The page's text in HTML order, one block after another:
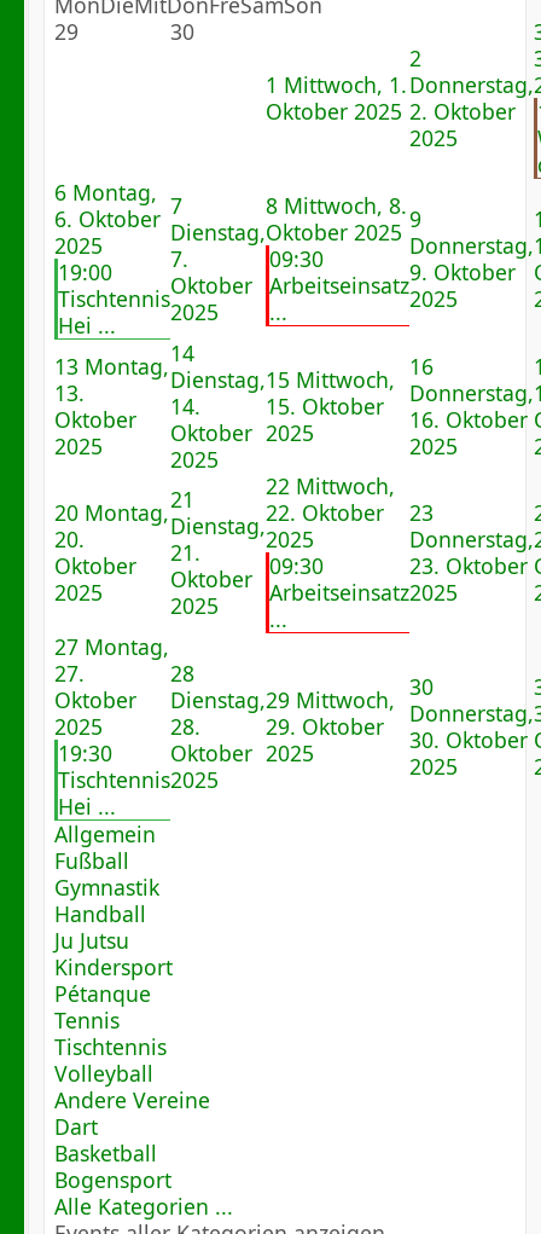
29
30
1 Mittwoch, 1.
Oktober 2025
2
Donnerstag,
2. Oktober
2025
6 Montag,
6. Oktober
2025
19:00
Tischtennis
Hei ...
7
Dienstag,
7.
Oktober
2025
8 Mittwoch, 8.
Oktober 2025
09:30
Arbeitseinsatz
...
9
Donnerstag,
9. Oktober
2025
13 Montag,
13.
Oktober
2025
14
Dienstag,
14.
Oktober
2025
15 Mittwoch,
15. Oktober
2025
16
Donnerstag,
16. Oktober
2025
20 Montag,
20.
Oktober
2025
21
Dienstag,
21.
Oktober
2025
22 Mittwoch,
22. Oktober
2025
09:30
Arbeitseinsatz
...
23
Donnerstag,
23. Oktober
2025
27 Montag,
27.
Oktober
2025
19:30
Tischtennis
Hei ...
28
Dienstag,
28.
Oktober
2025
29 Mittwoch,
29. Oktober
2025
30
Donnerstag,
30. Oktober
2025
Allgemein
Fußball
Gymnastik
Handball
Ju Jutsu
Kindersport
Pétanque
Tennis
Tischtennis
Volleyball
Andere Vereine
Dart
Basketball
Bogensport
Alle Kategorien ...